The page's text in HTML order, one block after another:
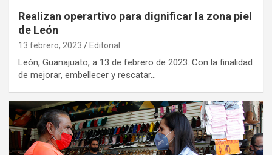
Realizan operartivo para dignificar la zona piel
de León
13 febrero, 2023 Editorial
León, Guanajuato, a 13 de febrero de 2023. Con la finalidad
de mejorar, embellecer y rescatar…